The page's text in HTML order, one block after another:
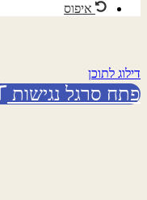
דילוג לתוכן
פתח סרגל נגישות
איפוס